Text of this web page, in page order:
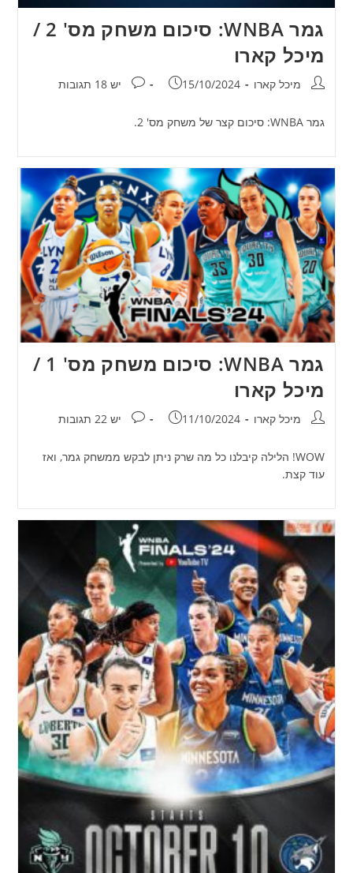
גמר WNBA: סיכום משחק מס' 2 /
מיכל קארו
מחבר:מיכל קארו פורסם:
15/10/2024 תגובות:
יש 18 תגובות
גמר WNBA: סיכום קצר של משחק מס' 2.
גמר WNBA: סיכום משחק מס' 1 /
מיכל קארו
מחבר:מיכל קארו פורסם:
11/10/2024 תגובות:
יש 22 תגובות
WOW! הלילה קיבלנו כל מה שרק ניתן לבקש ממשחק גמר, ואז
עוד קצת.